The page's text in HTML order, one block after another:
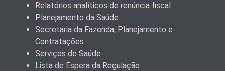
Relatórios analíticos de renúncia fiscal
Planejamento da Saúde
Secretaria da Fazenda, Planejamento e
Contratações
Serviços de Saúde
Lista de Espera da Regulação